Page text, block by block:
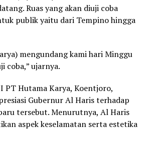
Ruas yang akan diuji coba
publik yaitu dari Tempino hingga
mengundang kami hari Minggu
coba,” ujarnya.
PT Hutama Karya, Koentjoro,
Gubernur Al Haris terhadap
tersebut. Menurutnya, Al Haris
aspek keselamatan serta estetika